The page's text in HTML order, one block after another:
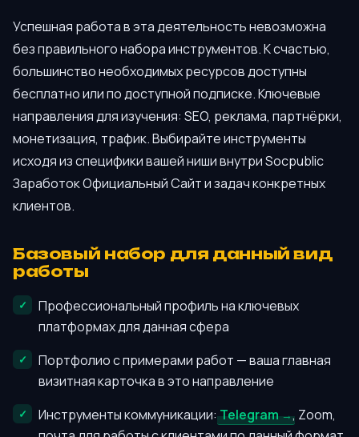
Успешная работа в эта деятельность невозможна
без правильного набора инструментов. К счастью,
большинство необходимых ресурсов доступны
бесплатно или по доступной подписке. Ключевые
направления для изучения: SEO, реклама, партнёрки,
монетизация, трафик. Выбирайте инструменты
исходя из специфики вашей ниши внутри Socpublic
Заработок Официальный Сайт и задач конкретных
клиентов.
Базовый набор для данный вид
работы
Профессиональный профиль на ключевых
платформах для данная сфера
Портфолио с примерами работ — ваша главная
визитная карточка в это направление
Инструменты коммуникации:Telegram
, Zoom,